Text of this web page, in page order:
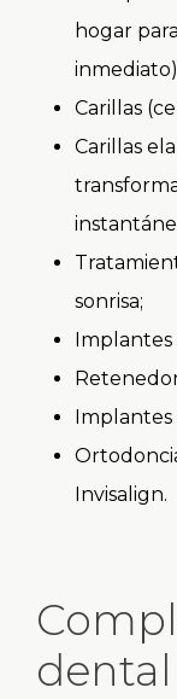
hogar
Carillas
Carillas
sonrisa;
Invisalign.
dental